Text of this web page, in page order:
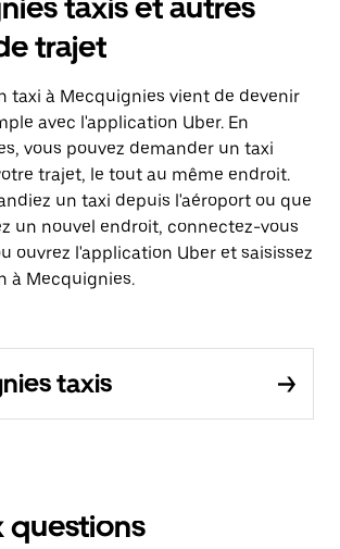
taxis et autres
trajet
taxi à Mecquignies vient de devenir
avec l'application Uber. En
vous pouvez demander un taxi
trajet, le tout au même endroit.
un taxi depuis l'aéroport ou que
un nouvel endroit, connectez-vous
ouvrez l'application Uber et saisissez
à Mecquignies.
taxis
questions